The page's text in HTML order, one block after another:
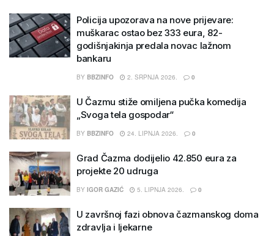
Policija upozorava na nove prijevare:
muškarac ostao bez 333 eura, 82-
godišnjakinja predala novac lažnom
bankaru
BY BBZINFO 2. SRPNJA 2026. 0
U Čazmu stiže omiljena pučka komedija
„Svoga tela gospodar“
BY BBZINFO 24. LIPNJA 2026. 0
Grad Čazma dodijelio 42.850 eura za
projekte 20 udruga
BY IGOR GAZIĆ 5. LIPNJA 2026. 0
U završnoj fazi obnova čazmanskog doma
zdravlja i ljekarne